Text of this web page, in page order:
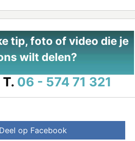
tip, foto of video die je
wilt delen?
T. 06 - 574 71 321
Deel op Facebook